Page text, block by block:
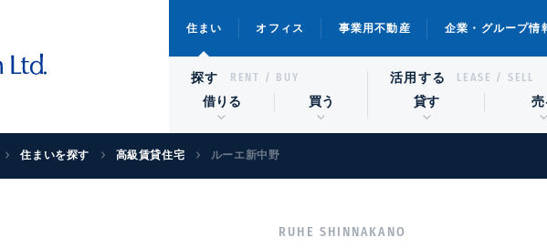
住まい オフィス 事業用不動産 企業・グループ情
探す RENT / BUY
借りる 買う
活用する LEASE / SELL
貸す 売
住まいを探す 高級賃貸住宅 ルーエ新中野
RUHE SHINNAKANO